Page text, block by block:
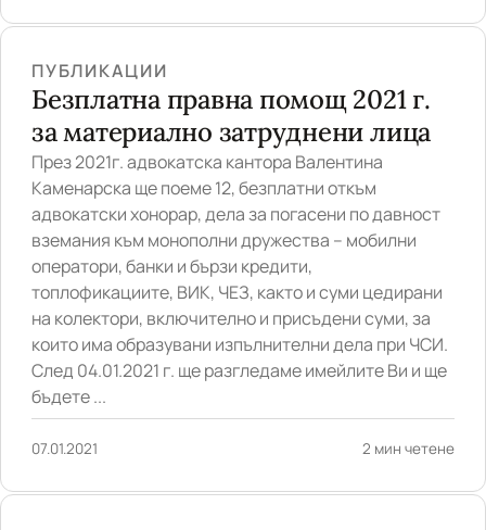
ПУБЛИКАЦИИ
Безплатна правна помощ 2021 г.
за материално затруднени лица
През 2021г. адвокатска кантора Валентина
Каменарска ще поеме 12, безплатни откъм
адвокатски хонорар, дела за погасени по давност
вземания към монополни дружества – мобилни
оператори, банки и бързи кредити,
топлофикациите, ВИК, ЧЕЗ, както и суми цедирани
на колектори, включително и присъдени суми, за
които има образувани изпълнителни дела при ЧСИ.
След 04.01.2021 г. ще разгледаме имейлите Ви и ще
бъдете ...
07.01.2021 2 мин четене